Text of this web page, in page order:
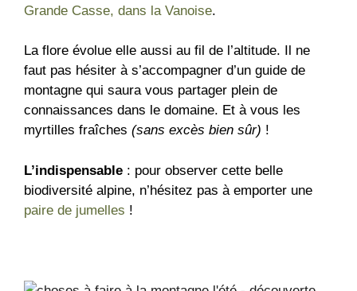
Grande Casse, dans la Vanoise.
La flore évolue elle aussi au fil de l’altitude. Il ne
faut pas hésiter à s’accompagner d’un guide de
montagne qui saura vous partager plein de
connaissances dans le domaine. Et à vous les
myrtilles fraîches (sans excès bien sûr) !
L’indispensable : pour observer cette belle
biodiversité alpine, n’hésitez pas à emporter une
paire de jumelles !